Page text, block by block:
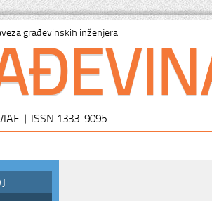
građevinskih inženjera
| ISSN 1333-9095